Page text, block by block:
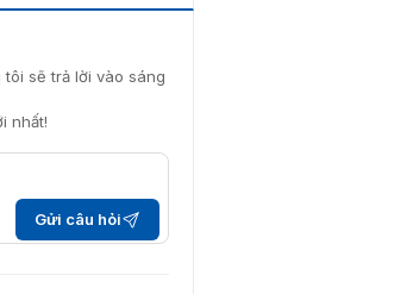
sẽ trả lời vào sáng
nhất!
Gửi câu hỏi